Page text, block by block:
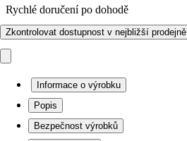
Rychlé doručení po dohodě
Zkontrolovat dostupnost v nejbližší prodejně
Informace o výrobku
Popis
Bezpečnost výrobků